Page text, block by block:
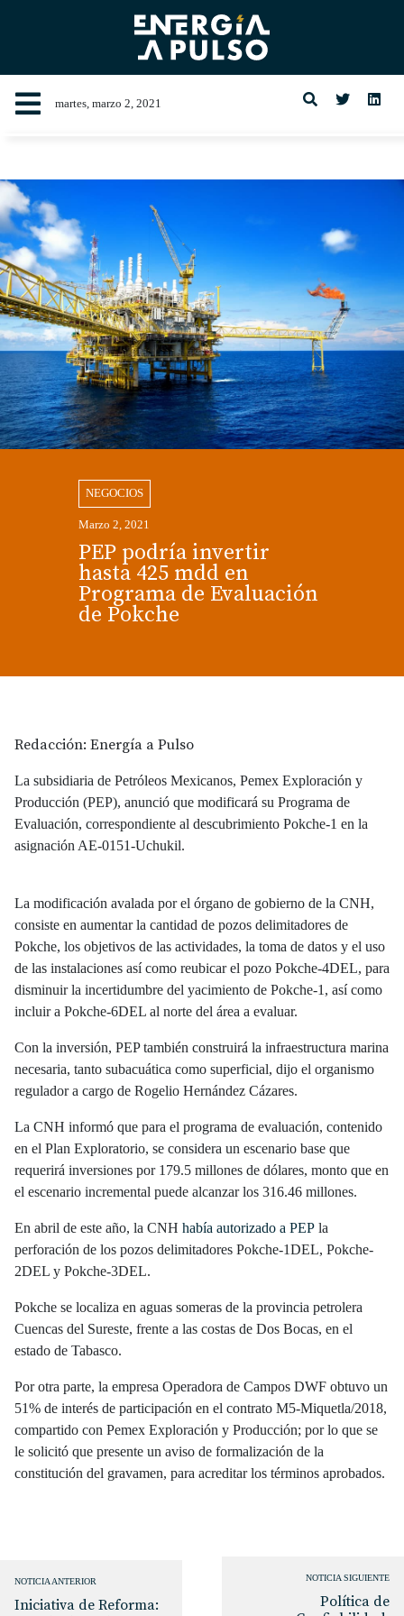
martes, marzo 2, 2021
NEGOCIOS
Marzo 2, 2021
PEP podría invertir
hasta 425 mdd en
Programa de Evaluación
de Pokche
Redacción: Energía a Pulso
La subsidiaria de Petróleos Mexicanos, Pemex Exploración y
Producción (PEP), anunció que modificará su Programa de
Evaluación, correspondiente al descubrimiento Pokche-1 en la
asignación AE-0151-Uchukil.
La modificación avalada por el órgano de gobierno de la CNH,
consiste en aumentar la cantidad de pozos delimitadores de
Pokche, los objetivos de las actividades, la toma de datos y el uso
de las instalaciones así como reubicar el pozo Pokche-4DEL, para
disminuir la incertidumbre del yacimiento de Pokche-1, así como
incluir a Pokche-6DEL al norte del área a evaluar.
Con la inversión, PEP también construirá la infraestructura marina
necesaria, tanto subacuática como superficial, dijo el organismo
regulador a cargo de Rogelio Hernández Cázares.
La CNH informó que para el programa de evaluación, contenido
en el Plan Exploratorio, se considera un escenario base que
requerirá inversiones por 179.5 millones de dólares, monto que en
el escenario incremental puede alcanzar los 316.46 millones.
En abril de este año, la CNH había autorizado a PEP la
perforación de los pozos delimitadores Pokche-1DEL, Pokche-
2DEL y Pokche-3DEL.
Pokche se localiza en aguas someras de la provincia petrolera
Cuencas del Sureste, frente a las costas de Dos Bocas, en el
estado de Tabasco.
Por otra parte, la empresa Operadora de Campos DWF obtuvo un
51% de interés de participación en el contrato M5-Miquetla/2018,
compartido con Pemex Exploración y Producción; por lo que se
le solicitó que presente un aviso de formalización de la
constitución del gravamen, para acreditar los términos aprobados.
NOTICIA ANTERIOR
Iniciativa de Reforma:
NOTICIA SIGUIENTE
Política de